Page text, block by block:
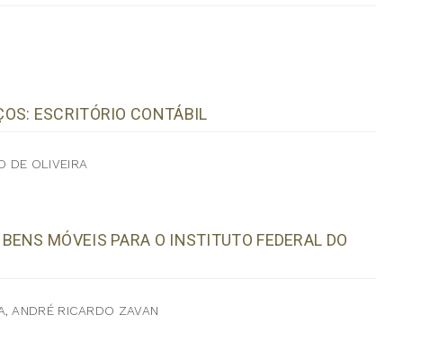
ESCRITÓRIO CONTÁBIL
DE OLIVEIRA
MÓVEIS PARA O INSTITUTO FEDERAL DO
ANDRÉ RICARDO ZAVAN